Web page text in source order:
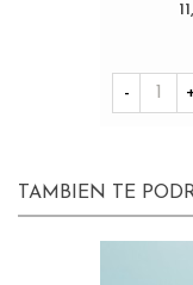
- +
TAMBIEN TE